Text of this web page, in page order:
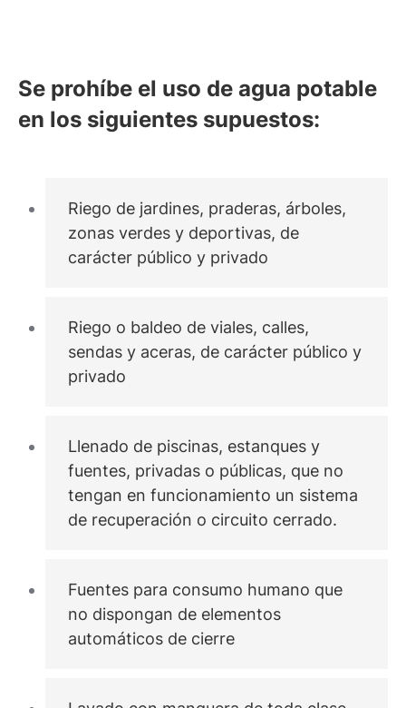
Se prohíbe el uso de agua potable
en los siguientes supuestos:
Riego de jardines, praderas, árboles,
zonas verdes y deportivas, de
carácter público y privado
Riego o baldeo de viales, calles,
sendas y aceras, de carácter público y
privado
Llenado de piscinas, estanques y
fuentes, privadas o públicas, que no
tengan en funcionamiento un sistema
de recuperación o circuito cerrado.
Fuentes para consumo humano que
no dispongan de elementos
automáticos de cierre